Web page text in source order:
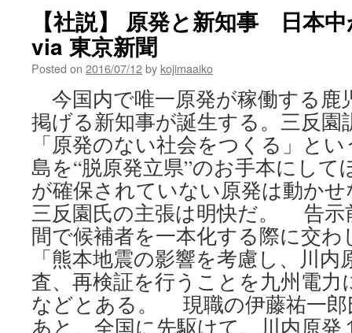
would
compensate
storage
of
‘stranded’
nuclear
waste
via
The
Chicago
Tribune
【社説】 原発と新知事 日本
via 東京新聞
Posted on 2016/07/12by kojimaaiko
今国内で唯一原発が稼働する鹿
掲げる新知事が誕生する。三反園
「原発のない社会をつくる」と
島を“脱原発立県”のお手本にし
が確保されていない原発は動か
三反園氏の主張は明快だ。 告示
間で候補者を一本化する際に交わ
「熊本地震の影響を考慮し、川
査、再検証を行うことを九州電
などとある。 現職の伊藤祐一郎
あと、全国に先駆けて、川内原発